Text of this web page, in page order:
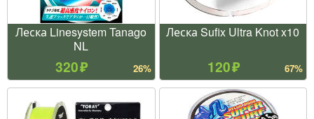
Леска Linesystem Tanago
NL
320 26%
Леска Sufix Ultra Knot x10
120 67%